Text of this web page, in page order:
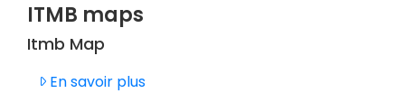
ITMB maps
Itmb Map
En savoir plus